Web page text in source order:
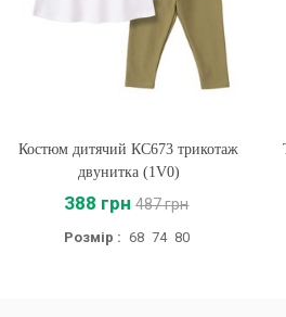
Купити
Костюм дитячий КС673 трикотаж
двунитка (1V0)
388 грн 487 грн
Розмір : 68 74 80